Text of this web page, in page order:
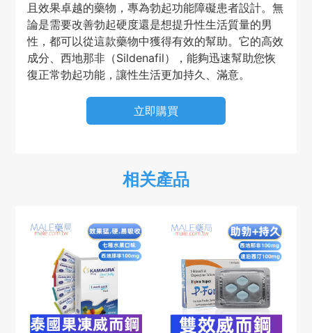
且效果卓越的藥物，專為勃起功能障礙患者設計。無
論是需要改善勃起硬度還是想提升性生活質量的男
性，都可以從這款藥物中獲得有效的幫助。它的高效
成分、西地那非（Sildenafil），能夠迅速幫助您恢
復正常勃起功能，讓性生活更加持久、滿意。
立即購買
相关產品